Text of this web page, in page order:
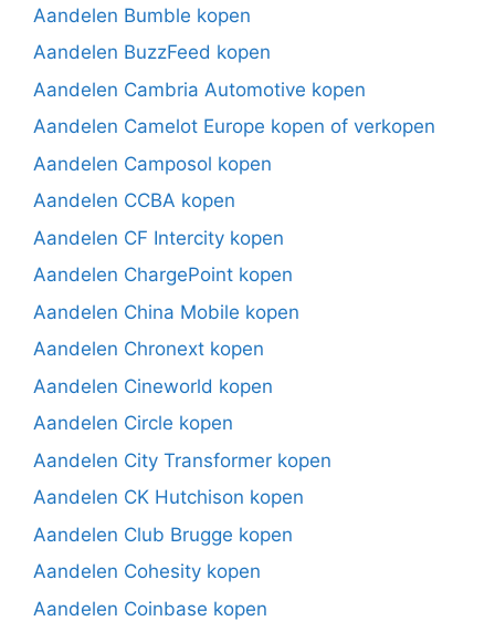
Aandelen Bumble kopen
Aandelen BuzzFeed kopen
Aandelen Cambria Automotive kopen
Aandelen Camelot Europe kopen of verkopen
Aandelen Camposol kopen
Aandelen CCBA kopen
Aandelen CF Intercity kopen
Aandelen ChargePoint kopen
Aandelen China Mobile kopen
Aandelen Chronext kopen
Aandelen Cineworld kopen
Aandelen Circle kopen
Aandelen City Transformer kopen
Aandelen CK Hutchison kopen
Aandelen Club Brugge kopen
Aandelen Cohesity kopen
Aandelen Coinbase kopen